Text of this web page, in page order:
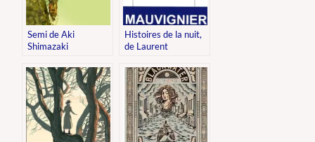
Semi de Aki
Shimazaki
Histoires de la nuit,
de Laurent